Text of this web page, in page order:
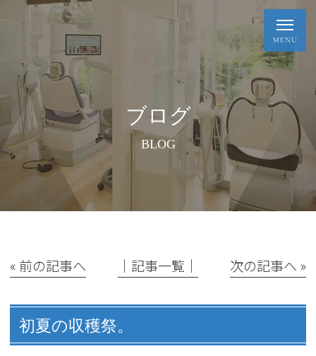
ブログ
BLOG
« 前の記事へ │記事一覧│ 次の記事へ »
初夏の収穫祭。